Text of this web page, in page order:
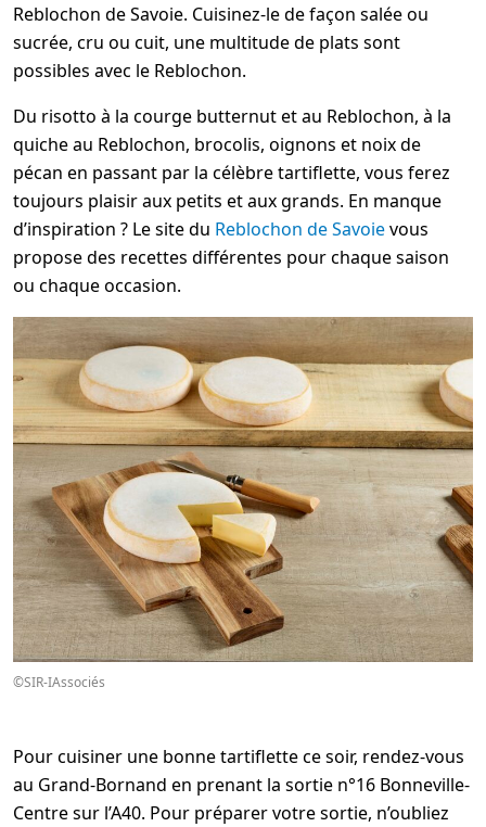
Reblochon de Savoie. Cuisinez-le de façon salée ou
sucrée, cru ou cuit, une multitude de plats sont
possibles avec le Reblochon.
Du risotto à la courge butternut et au Reblochon, à la
quiche au Reblochon, brocolis, oignons et noix de
pécan en passant par la célèbre tartiflette, vous ferez
toujours plaisir aux petits et aux grands. En manque
d’inspiration ? Le site du Reblochon de Savoievous
propose des recettes différentes pour chaque saison
ou chaque occasion.
©SIR-IAssociés
Pour cuisiner une bonne tartiflette ce soir, rendez-vous
au Grand-Bornand en prenant la sortie n°16 Bonneville-
Centre sur l’A40. Pour préparer votre sortie, n’oubliez